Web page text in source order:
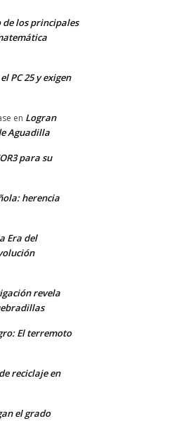
de los principales
PC 25 y exigen
en Logran
Aguadilla
para su
herencia
Era del
revela
El terremoto
reciclaje en
el grado